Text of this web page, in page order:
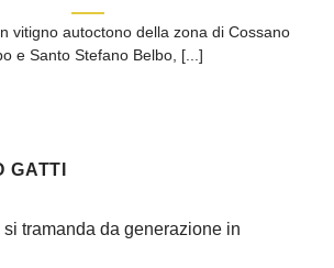
GATTI
tramanda da generazione in
vitigno autoctono della zona di Cossano
e Santo Stefano Belbo, [...]